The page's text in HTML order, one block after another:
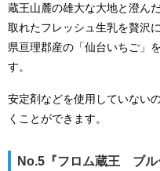
蔵王山麓の雄大な大地と澄ん
取れたフレッシュ生乳を贅沢
県亘理郡産の「仙台いちご」
す。
安定剤などを使用していない
くことができます。
No.5『フロム蔵王 ブル